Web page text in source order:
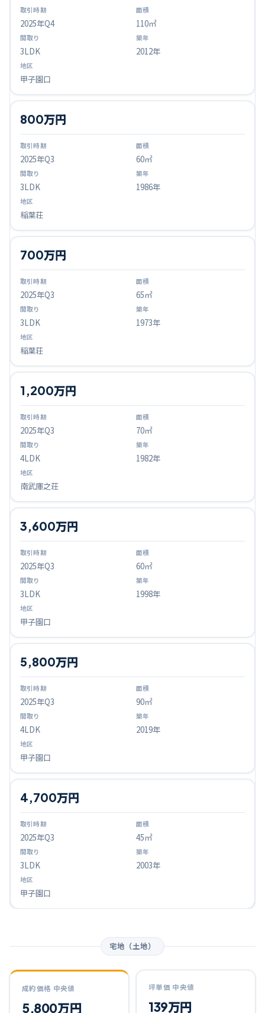
2025年Q4 110㎡
3LDK 2012年
甲子園口
2025年Q3
800万円
60㎡
3LDK 1986年
稲葉荘
2025年Q3
700万円
65㎡
3LDK 1973年
稲葉荘
2025年Q3
1,200万円
70㎡
4LDK 1982年
南武庫之荘
2025年Q3
3,600万円
60㎡
3LDK 1998年
甲子園口
2025年Q3
5,800万円
90㎡
4LDK 2019年
甲子園口
2025年Q3
4,700万円
45㎡
3LDK 2003年
甲子園口
宅地（土地）
成約価格 中央値
5,800万円
坪単価 中央値
139万円